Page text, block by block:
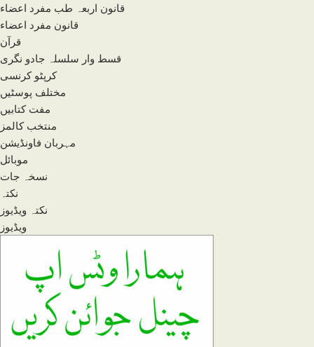
قانون اربعہ طب مفرد اعضاء
قانون مفرد اعضاء
قرآن
قسط وار سلسلہ جادو نگری
کرپٹو کرنسی
مختلف پوسٹیں
مفت کتابیں
منتخب کالمز
مہربان فاونڈیشن
موبائل
نسخہ جات
نکتہ
نکتہ ویڈیوز
ویڈیوز